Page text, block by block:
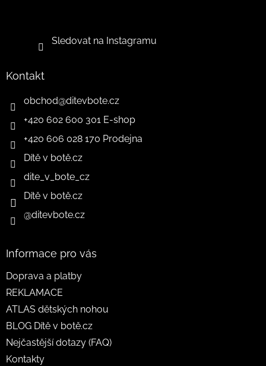
Sledovat na Instagramu
Kontakt
obchod@ditevbote.cz
+420 602 600 301 E-shop
+420 606 028 170 Prodejna
Dítě v botě.cz
dite_v_bote_cz
Dítě v botě.cz
@ditevbote.cz
Informace pro vás
Doprava a platby
REKLAMACE
ATLAS dětských nohou
BLOG Dítě v botě.cz
Nejčastější dotazy (FAQ)
Kontakty